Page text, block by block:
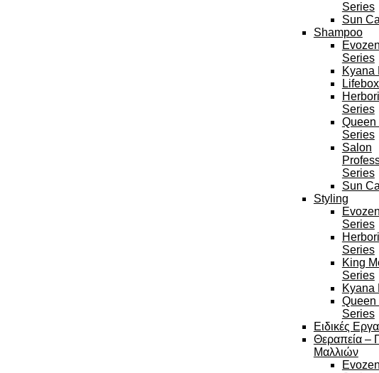
Series
Sun
Shampoo
Series
Kyana
Series
Queen
Series
Salon
Series
Sun
Styling
Series
Series
King
Series
Kyana
Queen
Series
Ειδικές
Θεραπεία –
Μαλλιών